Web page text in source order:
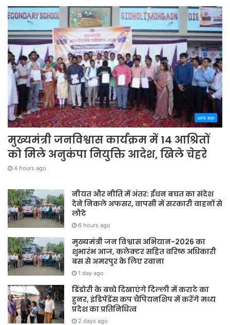
अपना शहर
मुख्यमंत्री जनविश्वास कार्यक्रम में 14 आश्रितों
को मिले अनुकंपा नियुक्ति आदेश, खिले चेहरे
4 hours ago
नीयत और नीति में अंतर: ईंधन बचत का संदेश
देने निकले अफसर, वापसी में सरकारी वाहनों से
लौटे
6 hours ago
मुख्यमंत्री जन विश्वास अभियान-2026 का
शुभारंभ आज, कलेक्टर सहित वरिष्ठ अधिकारी
बस से अमरपुर के लिए रवाना
1 day ago
डिंडोरी के बच्चे दिखाएंगे दिल्ली में कराटे का
हुनर, इंडिपेंडेंस कप चैंपियनशिप में करेंगे मध्य
प्रदेश का प्रतिनिधित्व
2 days ago